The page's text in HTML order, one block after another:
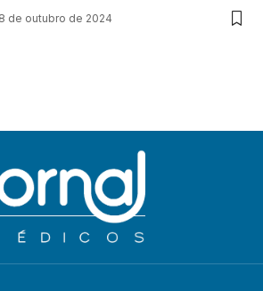
de outubro de 2024